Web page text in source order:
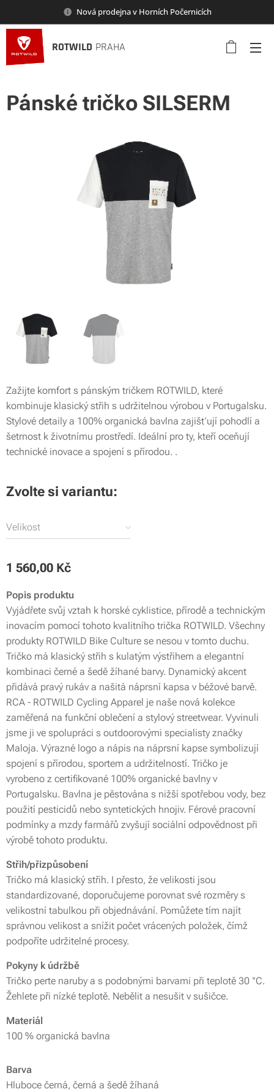
Nová prodejna v Horních Počernicích
ROTWILD PRAHA
Pánské tričko SILSERM
Zažijte komfort s pánským tričkem ROTWILD, které
kombinuje klasický střih s udržitelnou výrobou v Portugalsku.
Stylové detaily a 100% organická bavlna zajišťují pohodlí a
šetrnost k životnímu prostředí. Ideální pro ty, kteří oceňují
technické inovace a spojení s přírodou. .
Zvolte si variantu:
Velikost
1 560,00 Kč
Popis produktu
Vyjádřete svůj vztah k horské cyklistice, přírodě a technickým
inovacím pomocí tohoto kvalitního trička ROTWILD. Všechny
produkty ROTWILD Bike Culture se nesou v tomto duchu.
Tričko má klasický střih s kulatým výstřihem a elegantní
kombinaci černé a šedě žíhané barvy. Dynamický akcent
přidává pravý rukáv a našitá náprsní kapsa v béžové barvě.
RCA - ROTWILD Cycling Apparel je naše nová kolekce
zaměřená na funkční oblečení a stylový streetwear. Vyvinuli
jsme ji ve spolupráci s outdoorovými specialisty značky
Maloja. Výrazné logo a nápis na náprsní kapse symbolizují
spojení s přírodou, sportem a udržitelností. Tričko je
vyrobeno z certifikované 100% organické bavlny v
Portugalsku. Bavlna je pěstována s nižší spotřebou vody, bez
použití pesticidů nebo syntetických hnojiv. Férové pracovní
podmínky a mzdy farmářů zvyšují sociální odpovědnost při
výrobě tohoto produktu.
Střih/přizpůsobení
Tričko má klasický střih. I přesto, že velikosti jsou
standardizované, doporučujeme porovnat své rozměry s
velikostní tabulkou při objednávání. Pomůžete tím najít
správnou velikost a snížit počet vrácených položek, čímž
podpoříte udržitelné procesy.
Pokyny k údržbě
Tričko perte naruby a s podobnými barvami při teplotě 30 °C.
Žehlete při nízké teplotě. Nebělit a nesušit v sušičce.
Materiál
100 % organická bavlna
Barva
Hluboce černá, černá a šedě žíhaná